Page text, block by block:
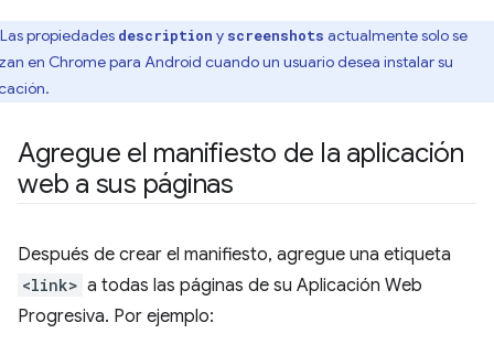
Las propiedades description y screenshots actualmente solo se
en Chrome para Android cuando un usuario desea instalar su
Agregue el manifiesto de la aplicación
web a sus páginas
Después de crear el manifiesto, agregue una etiqueta
<link> a todas las páginas de su Aplicación Web
Progresiva. Por ejemplo: